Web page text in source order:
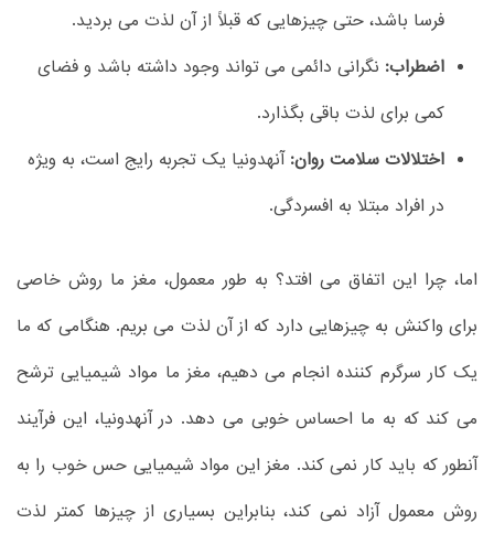
فرسا باشد، حتی چیزهایی که قبلاً از آن لذت می بردید.
اضطراب: نگرانی دائمی می تواند وجود داشته باشد و فضای
کمی برای لذت باقی بگذارد.
اختلالات سلامت روان: آنهدونیا یک تجربه رایج است، به ویژه
در افراد مبتلا به افسردگی.
اما، چرا این اتفاق می افتد؟ به طور معمول، مغز ما روش خاصی
برای واکنش به چیزهایی دارد که از آن لذت می بریم. هنگامی که ما
یک کار سرگرم کننده انجام می دهیم، مغز ما مواد شیمیایی ترشح
می کند که به ما احساس خوبی می دهد. در آنهدونیا، این فرآیند
آنطور که باید کار نمی کند. مغز این مواد شیمیایی حس خوب را به
روش معمول آزاد نمی کند، بنابراین بسیاری از چیزها کمتر لذت